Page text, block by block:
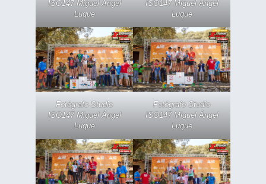
ISO147 Miguel Ángel
Luque
ISO147 Miguel Ángel
Luque
Fotógrafo Studio
ISO147 Miguel Ángel
Luque
Fotógrafo Studio
ISO147 Miguel Ángel
Luque